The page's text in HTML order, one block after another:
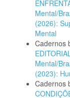
Mental/
(2026):
Mental
Cadernos
Mental/
(2023):
Cadernos